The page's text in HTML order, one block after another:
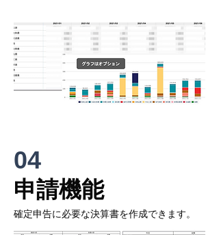
04
​申請機能
確定申告に必要な決算書を作成できます。